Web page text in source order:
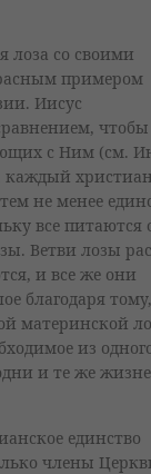
лоза со своими
примером
Иисус
чтобы
с Ним (см.
каждый
не менее
все питаются
Ветви лозы
и все же они
благодаря
материнской
из
и те же
единство
члены